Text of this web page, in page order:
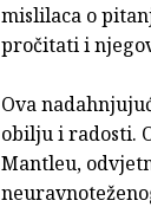
mislilaca o
pročitati i
Ova
obilju i radosti.
Mantleu,